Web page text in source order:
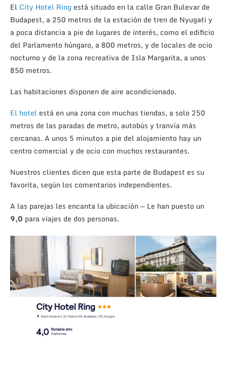
El City Hotel Ring está situado en la calle Gran Bulevar de
Budapest, a 250 metros de la estación de tren de Nyugati y
a poca distancia a pie de lugares de interés, como el edificio
del Parlamento húngaro, a 800 metros, y de locales de ocio
nocturno y de la zona recreativa de Isla Margarita, a unos
850 metros.
Las habitaciones disponen de aire acondicionado.
El hotel está en una zona con muchas tiendas, a solo 250
metros de las paradas de metro, autobús y tranvía más
cercanas. A unos 5 minutos a pie del alojamiento hay un
centro comercial y de ocio con muchos restaurantes.
Nuestros clientes dicen que esta parte de Budapest es su
favorita, según los comentarios independientes.
A las parejas les encanta la ubicación — Le han puesto un
9,0 para viajes de dos personas.